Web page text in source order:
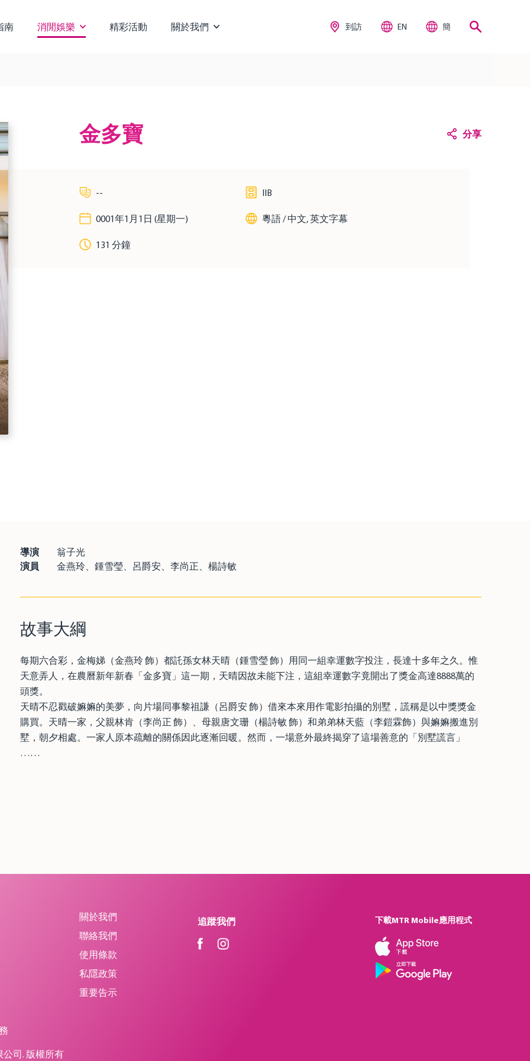
南 消閒娛樂 精彩活動 關於我們 到訪 EN 簡
金多寶 分享
--
0001年1月1日 (星期一)
131 分鐘
IIB
粵語 / 中文, 英文字幕
導演
翁子光
演員
金燕玲、鍾雪瑩、呂爵安、李尚正、楊詩敏
故事大綱
每期六合彩，金梅娣（金燕玲 飾）都託孫女林天晴（鍾雪瑩 飾）用同一組幸運數字投注，長達十多年之久。惟
天意弄人，在農曆新年新春「金多寶」這一期，天晴因故未能下注，這組幸運數字竟開出了獎金高達8888萬的
頭獎。
天晴不忍戳破嫲嫲的美夢，向片場同事黎祖謙（呂爵安 飾）借來本來用作電影拍攝的別墅，謊稱是以中獎獎金
購買。天晴一家，父親林肯（李尚正 飾）、母親唐文珊（楊詩敏 飾）和弟弟林天藍（李鎧霖飾）與嫲嫲搬進別
墅，朝夕相處。一家人原本疏離的關係因此逐漸回暖。然而，一場意外最終揭穿了這場善意的「別墅謊言」
……
關於我們
聯絡我們
使用條款
私隱政策
重要告示
追蹤我們 下載MTR Mobile應用程式
公司. 版權所有